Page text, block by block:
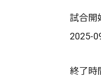
試合開
2025-
終了時